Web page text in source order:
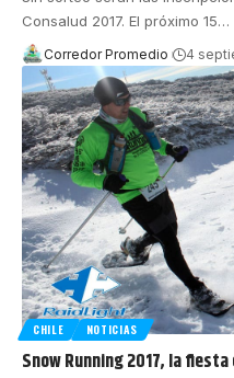
Consalud 2017. El próximo 15…
Corredor Promedio 4
CHILE NOTICIAS
Snow Running 2017, la fiesta